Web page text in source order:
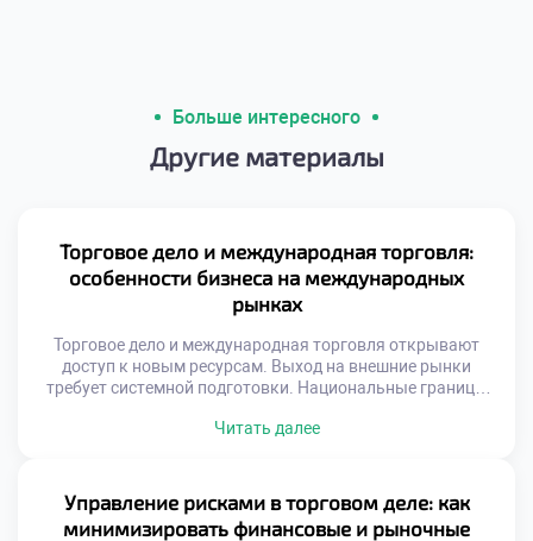
Больше интересного
Другие материалы
Торговое дело и международная торговля:
особенности бизнеса на международных
рынках
Торговое дело и международная торговля открывают
доступ к новым ресурсам. Выход на внешние рынки
требует системной подготовки. Национальные границы
создает уникальные возможности для роста. Успех
популярно дома, может не сработать за рубежом.
Понимание менталитета иностранного […]
Читать далее
Управление рисками в торговом деле: как
минимизировать финансовые и рыночные